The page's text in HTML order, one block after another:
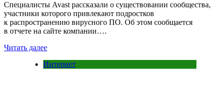
Специалисты Avast рассказали о существовании сообщества,
участники которого привлекают подростков
к распространению вирусного ПО. Об этом сообщается
в отчете на сайте компании….
Читать далее
Интернет